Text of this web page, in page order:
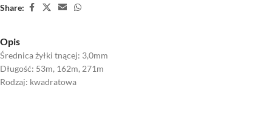
Share:
Opis
Średnica żyłki tnącej: 3,0mm
Długość: 53m, 162m, 271m
Rodzaj: kwadratowa